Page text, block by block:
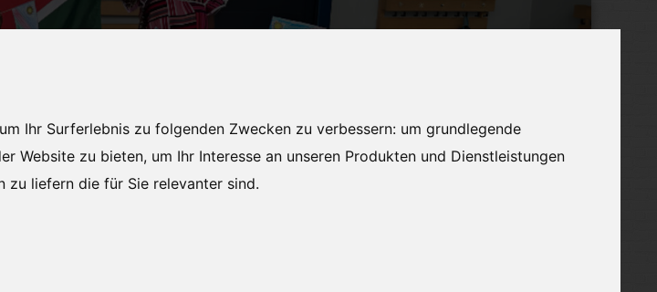
Ihr Surferlebnis zu folgenden Zwecken zu verbessern: um grundlegende
Website zu bieten, um Ihr Interesse an unseren Produkten und Dienstleistungen
zu liefern die für Sie relevanter sind.